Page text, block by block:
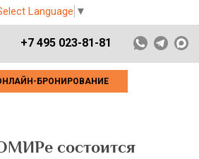
Language ▼
+7 495 023-81-81
БРОНИРОВАНИЕ
состоится